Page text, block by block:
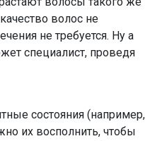
волос не
не требуется. Ну а
специалист, проведя
состояния (например,
их восполнить, чтобы